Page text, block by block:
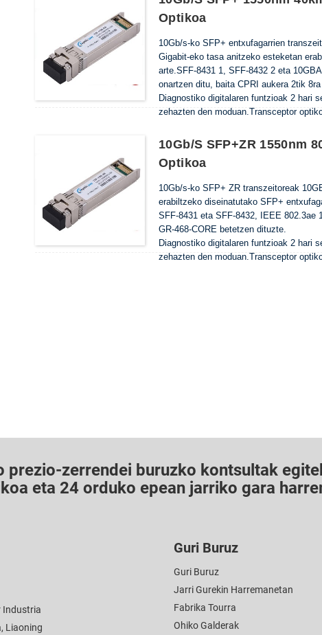
Optikoa
10Gb/s-ko SFP+ entxufagarrien
Gigabit-eko tasa anitzeko esteketan
arte.SFF-8431 1, SFF-8432 2 eta
onartzen ditu, baita CPRI aukera 2tik
Diagnostiko digitalaren funtzioak 2 hari
zehazten den moduan.Transceptor
10Gb/s SFP+ZR 1550nm
Optikoa
10Gb/s-ko SFP+ ZR transzeitoreak
erabiltzeko diseinatutako SFP+
SFF-8431 eta SFF-8432, IEEE 802.3ae
GR-468-CORE betetzen dituzte.
Diagnostiko digitalaren funtzioak 2 hari
zehazten den moduan.Transceptor
prezio-zerrendei buruzko kontsultak
eta 24 orduko epean jarriko gara
Industria
Liaoning
Guri Buruz
Guri Buruz
Jarri Gurekin Harremanetan
Fabrika Tourra
Ohiko Galderak